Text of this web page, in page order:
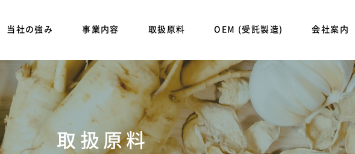
当社の強み 事業内容 取扱原料 OEM (受託製造) 会社案内
取扱原料